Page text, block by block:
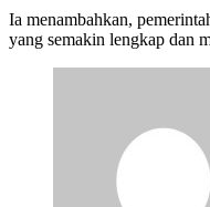
Ia menambahkan,
yang semakin lengkap dan